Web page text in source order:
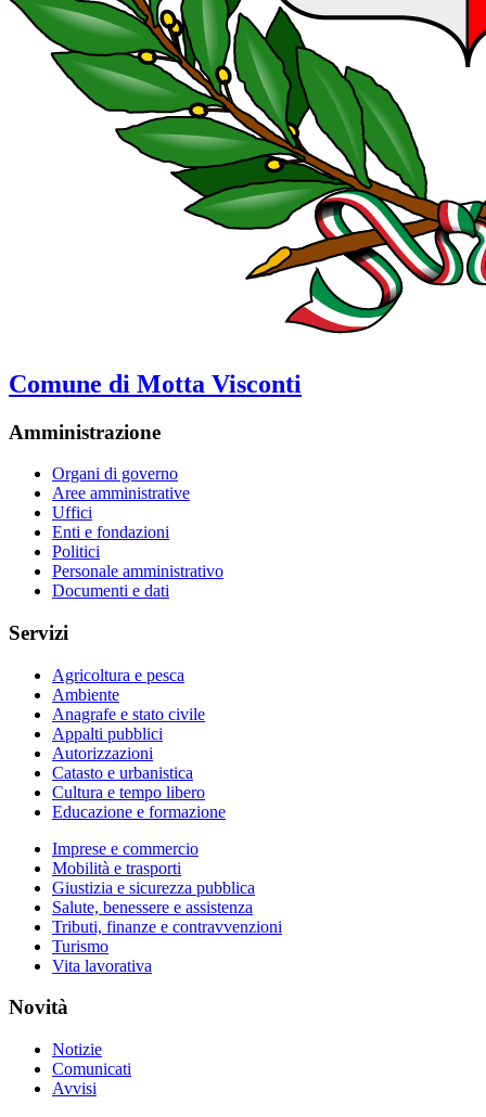
Comune di Motta Visconti
Amministrazione
Organi di governo
Aree amministrative
Uffici
Enti e fondazioni
Politici
Personale amministrativo
Documenti e dati
Servizi
Agricoltura e pesca
Ambiente
Anagrafe e stato civile
Appalti pubblici
Autorizzazioni
Catasto e urbanistica
Cultura e tempo libero
Educazione e formazione
Imprese e commercio
Mobilità e trasporti
Giustizia e sicurezza pubblica
Salute, benessere e assistenza
Tributi, finanze e contravvenzioni
Turismo
Vita lavorativa
Novità
Notizie
Comunicati
Avvisi